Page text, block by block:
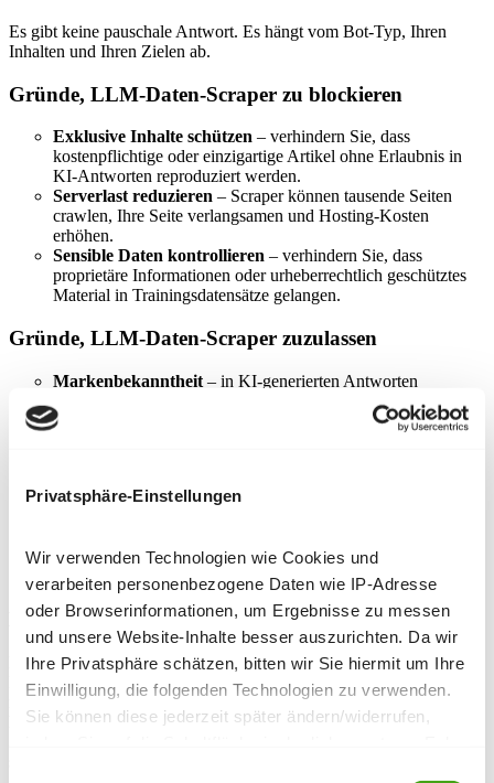
Privatsphäre-Einstellungen
Wir verwenden Technologien wie Cookies und
verarbeiten personenbezogene Daten wie IP-Adresse
oder Browserinformationen, um Ergebnisse zu messen
und unsere Website-Inhalte besser auszurichten. Da wir
Ihre Privatsphäre schätzen, bitten wir Sie hiermit um Ihre
Einwilligung, die folgenden Technologien zu verwenden.
Sie können diese jederzeit später ändern/widerrufen,
Es gibt keine pauschale Antwort. Es hängt vom Bot‑Typ, Ihren
Inhalten und Ihren Zielen ab.
Gründe, LLM‑Daten‑Scraper zu blockieren
Exklusive Inhalte schützen – verhindern Sie, dass
kostenpflichtige oder einzigartige Artikel ohne Erlaubnis in
KI‑Antworten reproduziert werden.
Serverlast reduzieren – Scraper können tausende Seiten
crawlen, Ihre Seite verlangsamen und Hosting‑Kosten
erhöhen.
Sensible Daten kontrollieren – verhindern Sie, dass
proprietäre Informationen oder urheberrechtlich geschütztes
Material in Trainingsdatensätze gelangen.
Gründe, LLM‑Daten‑Scraper zuzulassen
Markenbekanntheit– in KI‑generierten Antworten
aufzutauchen, kann Ihre Seite als Autorität etablieren, auch
ohne direkten Link.
Sichtbarkeit in zukünftiger Suche
KI‑Suche & Assistenten: meist zulassen
Bots, die Informationen auf Anfrage holen, wie der
Browsing‑Modus von ChatGPT oder PerplexityBot, rufen Seiten
nur ab, wenn ein Mensch eine Frage stellt. Sie zitieren Ihre Seite
häufig und verschaffen Ihnen Sichtbarkeit bei minimaler